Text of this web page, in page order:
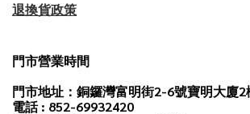
退換貨政策
門市營業時間
門市地址：銅鑼灣富明街2-6號寶明大廈2
電話 : 852-69932420